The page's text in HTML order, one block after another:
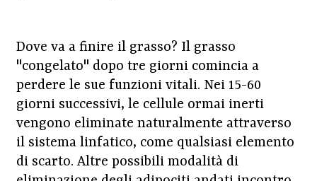
Dove va a finire il grasso? Il grasso
"congelato" dopo tre giorni comincia a
perdere le sue funzioni vitali. Nei 15-60
giorni successivi, le cellule ormai inerti
vengono eliminate naturalmente attraverso
il sistema linfatico, come qualsiasi elemento
di scarto. Altre possibili modalità di